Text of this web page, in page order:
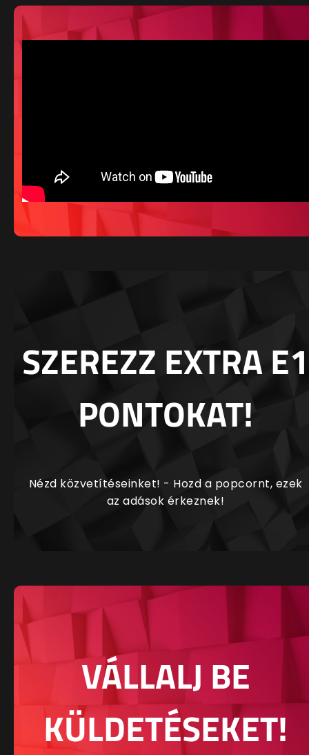
SZEREZZ EXTRA E1
PONTOKAT!
Nézd közvetítéseinket! - Hozd a popcornt, ezek
az adások érkeznek!
VÁLLALJ BE
KÜLDETÉSEKET!